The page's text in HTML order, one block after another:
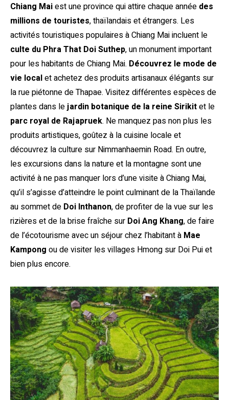
Chiang Maiest une province qui attire chaque année des
millions de touristes, thaïlandais et étrangers. Les
activités touristiques populaires à Chiang Mai incluent le
culte du Phra That Doi Suthep, un monument important
pour les habitants de Chiang Mai. Découvrez le mode de
vie localet achetez des produits artisanaux élégants sur
la rue piétonne de Thapae. Visitez différentes espèces de
plantes dans lejardin botanique de la reine Sirikitet le
parc royal de Rajapruek. Ne manquez pas non plus les
produits artistiques, goûtez à la cuisine locale et
découvrez la culture sur Nimmanhaemin Road. En outre,
les excursions dans la nature et la montagne sont une
activité à ne pas manquer lors d’une visite à Chiang Mai,
qu’il s’agisse d’atteindre le point culminant de la Thaïlande
au sommet de Doi Inthanon, de profiter de la vue sur les
rizières et de la brise fraîche sur Doi Ang Khang, de faire
de l’écotourisme avec un séjour chez l’habitant à Mae
Kampong ou de visiter les villages Hmong sur Doi Pui et
bien plus encore.